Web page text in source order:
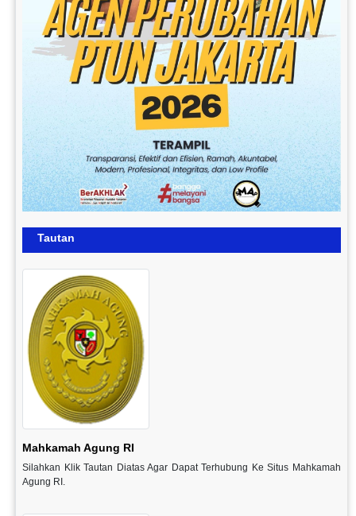
Tautan
Mahkamah Agung RI
Silahkan Klik Tautan Diatas Agar Dapat Terhubung Ke Situs Mahkamah
Agung RI.